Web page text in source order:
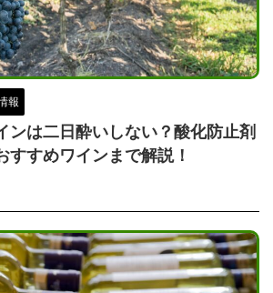
報
ンは二日酔いしない？酸化防止剤
すすめワインまで解説！